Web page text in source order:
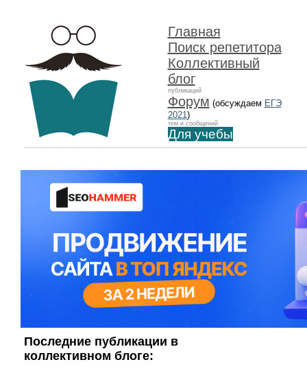
Главная
Поиск репетитора
Коллективный
блог
публикаций
Форум (обсуждаем ЕГЭ
2021)
тем и сообщений
Для учебы
Последние публикации в
коллективном блоге: